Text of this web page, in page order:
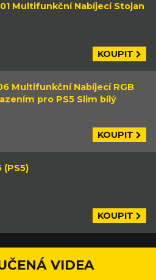
Multifunkční Nabíjecí Stojan
KOUPIT
Multifunkční Nabíjecí RGB
pro PS5 Slim bílý
KOUPIT
KOUPIT
VIDEA